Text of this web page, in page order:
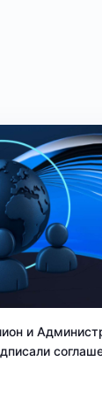
и